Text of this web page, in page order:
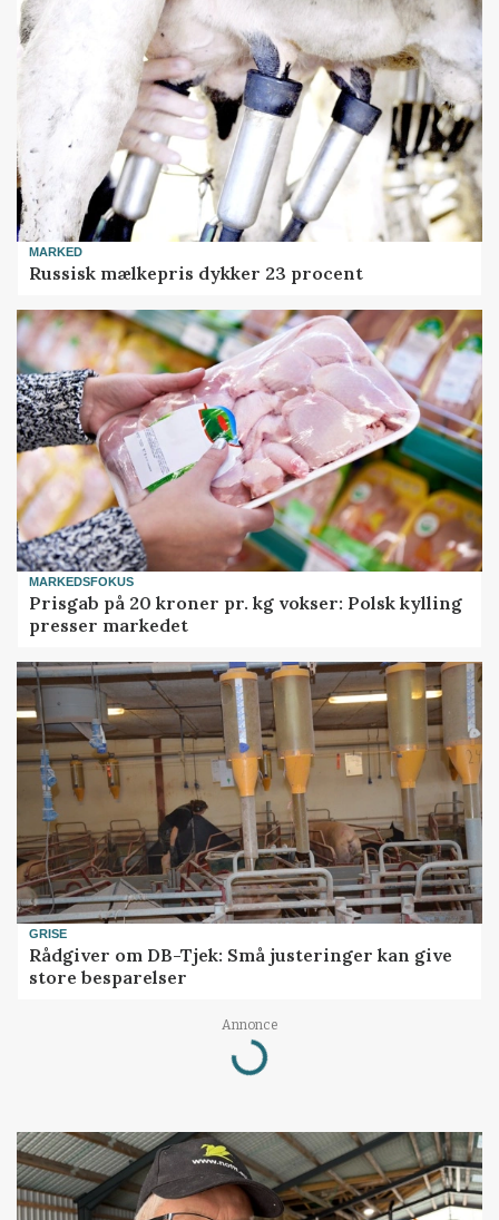
MARKED
Russisk mælkepris dykker 23 procent
MARKEDSFOKUS
Prisgab på 20 kroner pr. kg vokser: Polsk kylling
presser markedet
GRISE
Rådgiver om DB-Tjek: Små justeringer kan give
store besparelser
Annonce
Loading...